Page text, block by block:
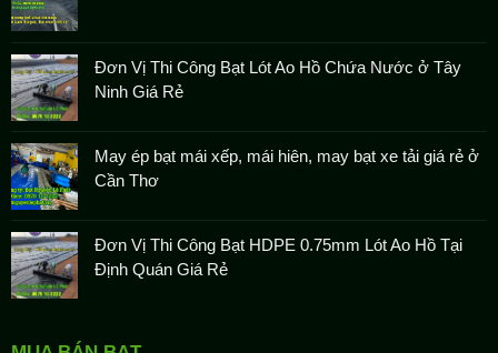
Đơn Vị Thi Công Bạt Lót Ao Hồ Chứa Nước ở Tây
Ninh Giá Rẻ
May ép bạt mái xếp, mái hiên, may bạt xe tải giá rẻ ở
Cần Thơ
Đơn Vị Thi Công Bạt HDPE 0.75mm Lót Ao Hồ Tại
Định Quán Giá Rẻ